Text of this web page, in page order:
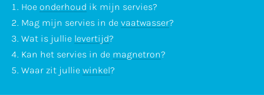
Hoe onderhoud ik mijn servies?
Mag mijn servies in de vaatwasser?
Wat is jullie levertijd?
Kan het servies in de magnetron?
Waar zit jullie winkel?